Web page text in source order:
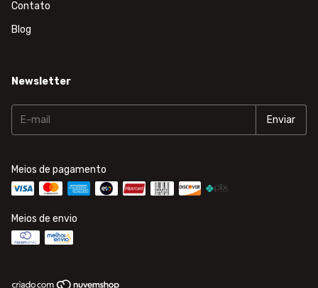
Contato
Blog
Newsletter
Meios de pagamento
Meios de envio